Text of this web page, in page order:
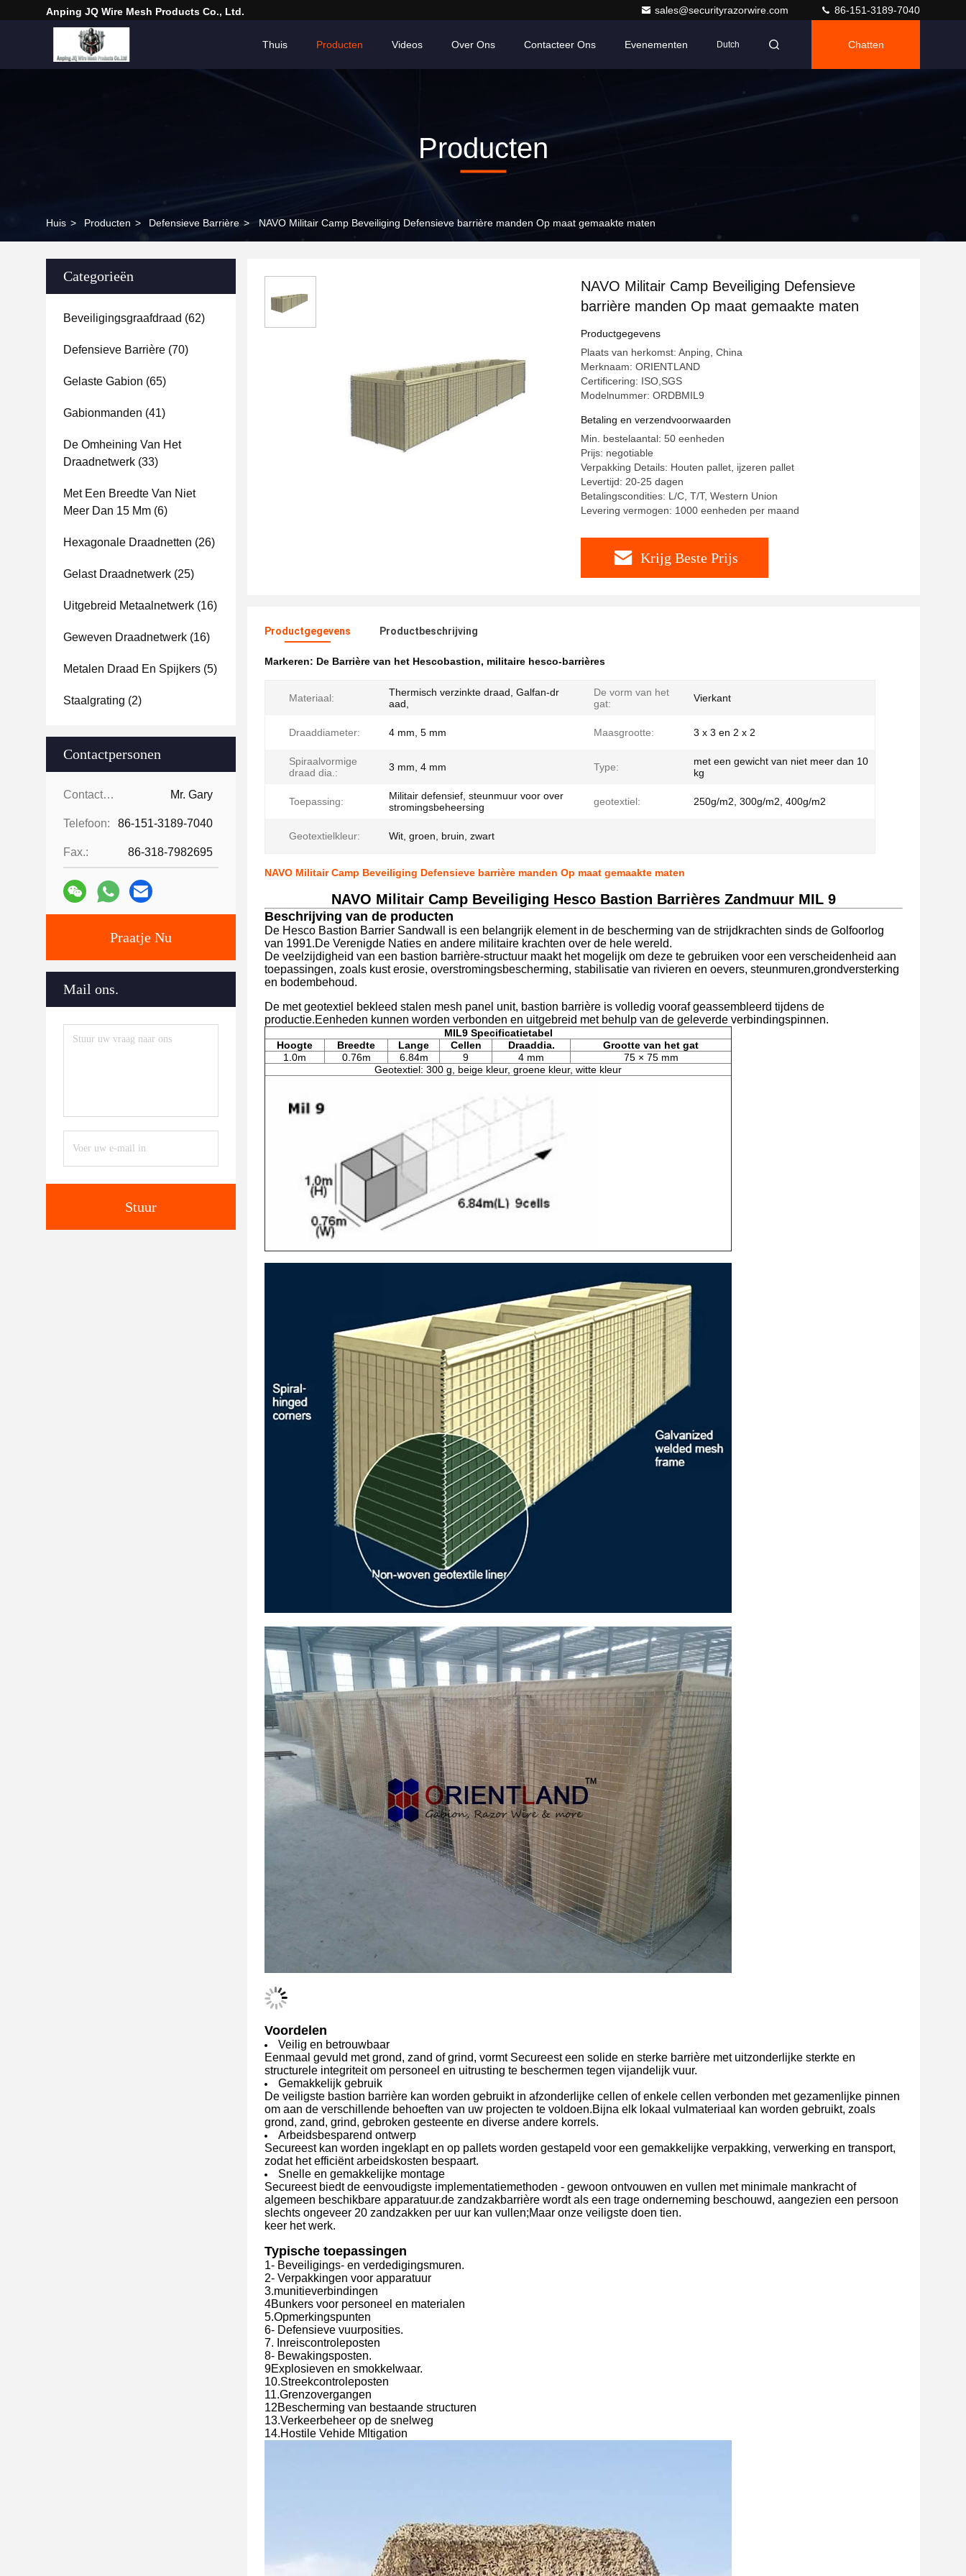
Anping JQ Wire Mesh Products Co., Ltd. sales@securityrazorwire.com 86-151-3189-7040
Thuis Producten Videos Over Ons Contacteer Ons Evenementen Dutch Chatten
Producten
Huis > Producten > Defensieve Barrière > NAVO Militair Camp Beveiliging Defensieve barrière manden Op maat gemaakte maten
Categorieën
Beveiligingsgraafdraad (62)
Defensieve Barrière (70)
Gelaste Gabion (65)
Gabionmanden (41)
De Omheining Van Het
Draadnetwerk (33)
Met Een Breedte Van Niet
Meer Dan 15 Mm (6)
Hexagonale Draadnetten (26)
Gelast Draadnetwerk (25)
Uitgebreid Metaalnetwerk (16)
Geweven Draadnetwerk (16)
Metalen Draad En Spijkers (5)
Staalgrating (2)
Contactpersonen
Contactpersonen: Mr. Gary
Telefoon: 86-151-3189-7040
Fax.: 86-318-7982695
Praatje Nu
Mail ons.
Stuur
NAVO Militair Camp Beveiliging Defensieve
barrière manden Op maat gemaakte maten
Productgegevens
Plaats van herkomst: Anping, China
Merknaam: ORIENTLAND
Certificering: ISO,SGS
Modelnummer: ORDBMIL9
Betaling en verzendvoorwaarden
Min. bestelaantal: 50 eenheden
Prijs: negotiable
Verpakking Details: Houten pallet, ijzeren pallet
Levertijd: 20-25 dagen
Betalingscondities: L/C, T/T, Western Union
Levering vermogen: 1000 eenheden per maand
Krijg Beste Prijs
Productgegevens Productbeschrijving
Markeren: De Barrière van het Hescobastion, militaire hesco-barrières
Materiaal:
Thermisch verzinkte draad, Galfan-dr
aad,
De vorm van het
gat:
Vierkant
Draaddiameter: 4 mm, 5 mm Maasgrootte: 3 x 3 en 2 x 2
Spiraalvormige
draad dia.:
3 mm, 4 mm Type:
met een gewicht van niet meer dan 10
kg
Toepassing:
Militair defensief, steunmuur voor over
stromingsbeheersing
geotextiel: 250g/m2, 300g/m2, 400g/m2
Geotextielkleur: Wit, groen, bruin, zwart
NAVO Militair Camp Beveiliging Defensieve barrière manden Op maat gemaakte maten
NAVO Militair Camp Beveiliging Hesco Bastion Barrières Zandmuur MIL 9
Beschrijving van de producten
De Hesco Bastion Barrier Sandwall is een belangrijk element in de bescherming van de strijdkrachten sinds de Golfoorlog
van 1991.De Verenigde Naties en andere militaire krachten over de hele wereld.
De veelzijdigheid van een bastion barrière-structuur maakt het mogelijk om deze te gebruiken voor een verscheidenheid aan
toepassingen, zoals kust erosie, overstromingsbescherming, stabilisatie van rivieren en oevers, steunmuren,grondversterking
en bodembehoud.
De met geotextiel bekleed stalen mesh panel unit, bastion barrière is volledig vooraf geassembleerd tijdens de
productie.Eenheden kunnen worden verbonden en uitgebreid met behulp van de geleverde verbindingspinnen.
MIL9 Specificatietabel
Hoogte
Breedte Lange Cellen Draaddia.
Grootte van het gat
1.0m
0.76m 6.84m 9 4 mm
75 × 75 mm
Geotextiel: 300 g, beige kleur, groene kleur, witte kleur
Voordelen
Veilig en betrouwbaar
Eenmaal gevuld met grond, zand of grind, vormt Secureest een solide en sterke barrière met uitzonderlijke sterkte en
structurele integriteit om personeel en uitrusting te beschermen tegen vijandelijk vuur.
Gemakkelijk gebruik
De veiligste bastion barrière kan worden gebruikt in afzonderlijke cellen of enkele cellen verbonden met gezamenlijke pinnen
om aan de verschillende behoeften van uw projecten te voldoen.Bijna elk lokaal vulmateriaal kan worden gebruikt, zoals
grond, zand, grind, gebroken gesteente en diverse andere korrels.
Arbeidsbesparend ontwerp
Secureest kan worden ingeklapt en op pallets worden gestapeld voor een gemakkelijke verpakking, verwerking en transport,
zodat het efficiënt arbeidskosten bespaart.
Snelle en gemakkelijke montage
Secureest biedt de eenvoudigste implementatiemethoden - gewoon ontvouwen en vullen met minimale mankracht of
algemeen beschikbare apparatuur.de zandzakbarrière wordt als een trage onderneming beschouwd, aangezien een persoon
slechts ongeveer 20 zandzakken per uur kan vullen;Maar onze veiligste doen tien.
keer het werk.
Typische toepassingen
1- Beveiligings- en verdedigingsmuren.
2- Verpakkingen voor apparatuur
3.munitieverbindingen
4Bunkers voor personeel en materialen
5.Opmerkingspunten
6- Defensieve vuurposities.
7. Inreiscontroleposten
8- Bewakingsposten.
9Explosieven en smokkelwaar.
10.Streekcontroleposten
11.Grenzovergangen
12Bescherming van bestaande structuren
13.Verkeerbeheer op de snelweg
14.Hostile Vehide Mltigation